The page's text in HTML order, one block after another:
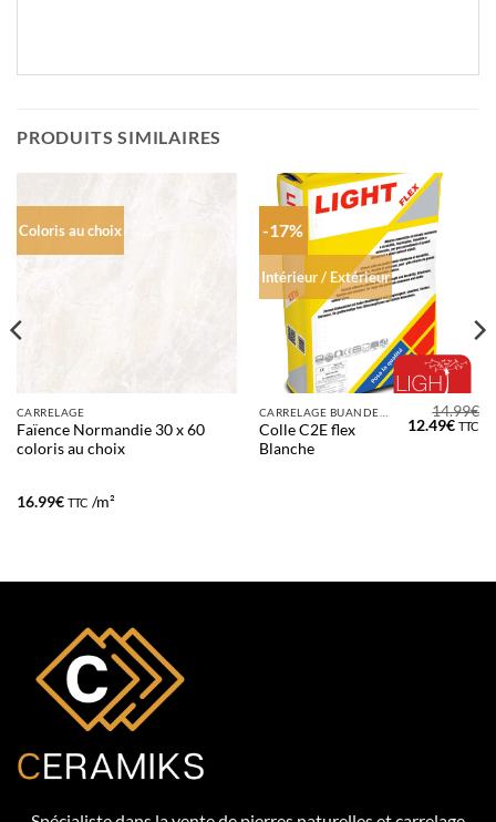
PRODUITS SIMILAIRES
Coloris au choix
CARRELAGE
Faïence Normandie 30 x 60
coloris au choix
16.99€ TTC /m²
-17%
Intérieur / Extérieur
Colle C2E flex
Blanche
14.99€
Le
12.49€Le
TTC